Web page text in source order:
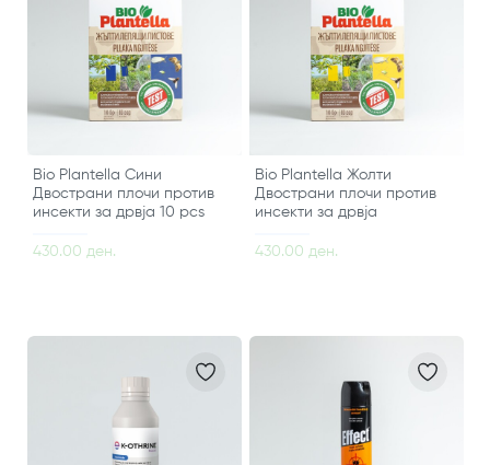
Bio Plantella Сини
Двострани плочи против
инсекти за дрвја 10 pcs
430.00 ден.
Bio Plantella Жолти
Двострани плочи против
инсекти за дрвја
430.00 ден.